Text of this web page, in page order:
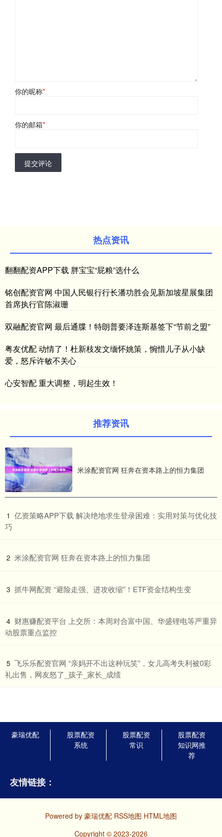
你的昵称*
你的邮箱*
提交评论
热点资讯
翻翻配资APP下载 胖宝宝“屁粮”选什么
铭创配资官网 中国人民银行行长潘功胜会见新加坡星展集团
首席执行官陈淑珊
双融配资官网 最后通牒！特朗普要泽连斯基签下“节前之盟”
粤友优配 动情了！杜新枝发文缅怀姚策，惋惜儿子从小缺
爱，怒斥许敏不关心
心安智配 重大调整，明起生效！
推荐资讯
米涂配资官网 狂奔在资本路上的恒力集团
1 ​亿资策略APP下载 解决绝地求生登录困难：实用对策与优化技
巧
2 ​米涂配资官网 狂奔在资本路上的恒力集团
3 ​抓牛网配资 “避险走强、进攻收缩”！ETF资金结构生变
4 ​财惠赚配资平台 上交所：本周对合富中国、华盛锂电等严重异
动股票重点监控
5 ​飞乐乐配资官网 “亲妈开不出这种玩笑”，女儿高考失利被0彩
礼出售，网友怒了_孩子_家长_成绩
豪瑞优配
股票配资
系统
股票配资
常识
股票配资
知识网推
荐
友情链接：
Powered by 豪瑞优配 RSS地图 HTML地图
Copyright © 2023-2026